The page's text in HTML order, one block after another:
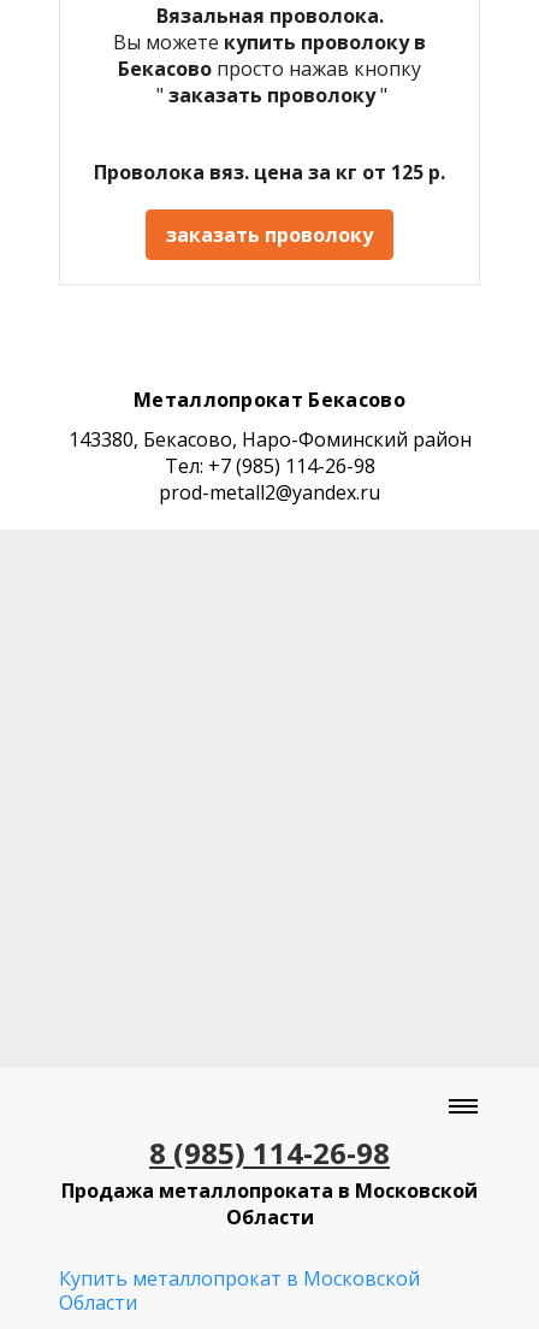
Вязальная проволока.
Вы можете купить проволоку в
Бекасово просто нажав кнопку
" заказать проволоку"
Проволока вяз. цена за кг от 125 р.
заказать проволоку
Металлопрокат Бекасово
143380, Бекасово, Наро-Фоминский район
Тел: +7 (985) 114-26-98
prod-metall2@yandex.ru
8 (985) 114-26-98
Продажа металлопроката в Московской
Области
Купить металлопрокат в Московской
Области